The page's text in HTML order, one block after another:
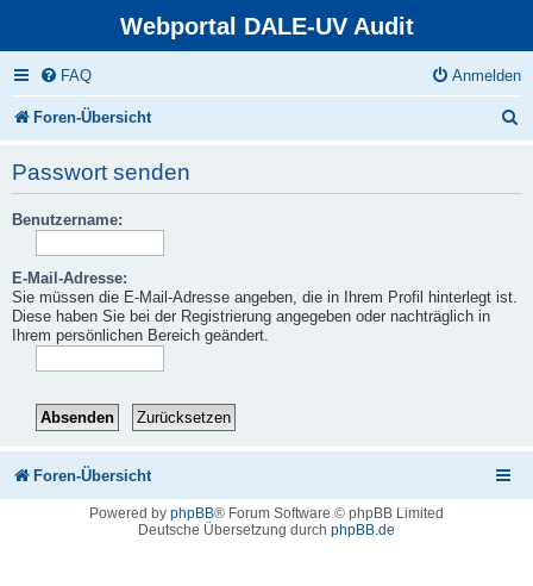
Webportal DALE-UV Audit
FAQ Anmelden
Foren-Übersicht
Passwort senden
Benutzername:
E-Mail-Adresse:
Sie müssen die E-Mail-Adresse angeben, die in Ihrem Profil hinterlegt ist.
Diese haben Sie bei der Registrierung angegeben oder nachträglich in
Ihrem persönlichen Bereich geändert.
Foren-Übersicht
Powered by phpBB® Forum Software © phpBB Limited
Deutsche Übersetzung durch phpBB.de